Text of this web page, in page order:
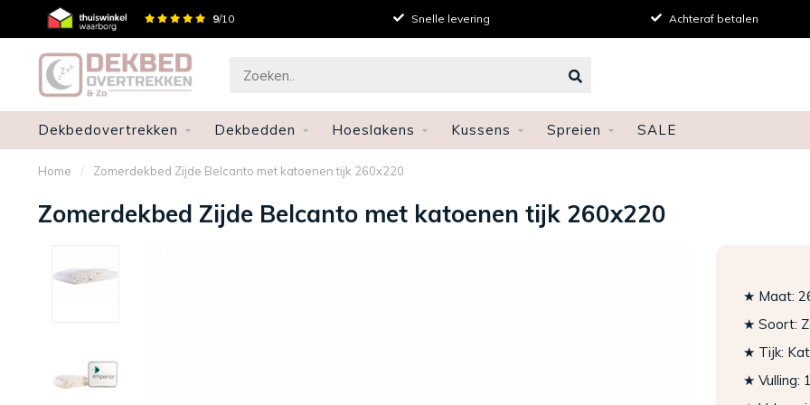
9/10
Gratis verzenden en retourneren Snelle levering Achteraf betalen
Dekbedovertrekken Dekbedden Hoeslakens Kussens Spreien SALE
Home / Zomerdekbed Zijde Belcanto met katoenen tijk 260x220
Zomerdekbed Zijde Belcanto met katoenen tijk 260x220
★ Maat:
★ Soort:
★ Tijk:
★ Vulling: